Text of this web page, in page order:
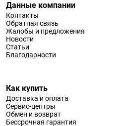
Данные компании
Контакты
Обратная связь
Жалобы и предложения
Новости
Статьи
Благодарности
Как купить
Доставка и оплата
Сервис-центры
Обмен и возврат
Бессрочная гарантия